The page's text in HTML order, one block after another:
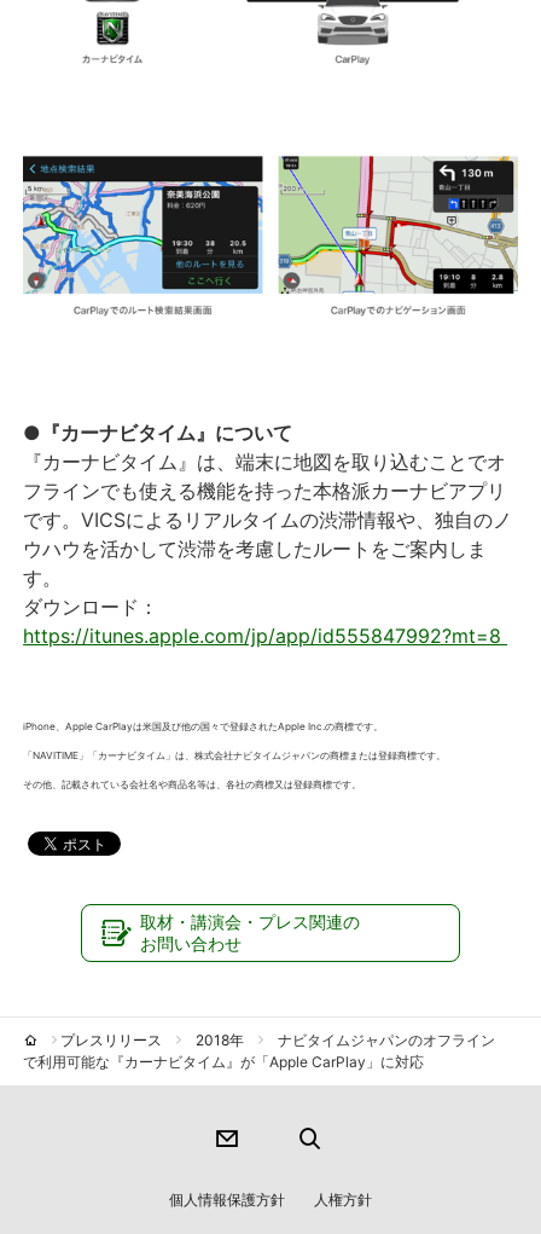
●『カーナビタイム』について
『カーナビタイム』は、端末に地図を取り込むことでオ
フラインでも使える機能を持った本格派カーナビアプリ
です。VICSによるリアルタイムの渋滞情報や、独自のノ
ウハウを活かして渋滞を考慮したルートをご案内しま
す。
ダウンロード：
https://itunes.apple.com/jp/app/id555847992?mt=8
iPhone、Apple CarPlayは米国及び他の国々で登録されたApple Inc.の商標です。
「NAVITIME」「カーナビタイム」は、株式会社ナビタイムジャパンの商標または登録商標です。
その他、記載されている会社名や商品名等は、各社の商標又は登録商標です。
取材・講演会・プレス関連の
お問い合わせ
プレスリリース 2018年
ナビタイムジャパンのオフライン
で利用可能な『カーナビタイム』が「Apple CarPlay」に対応
個人情報保護方針 人権方針